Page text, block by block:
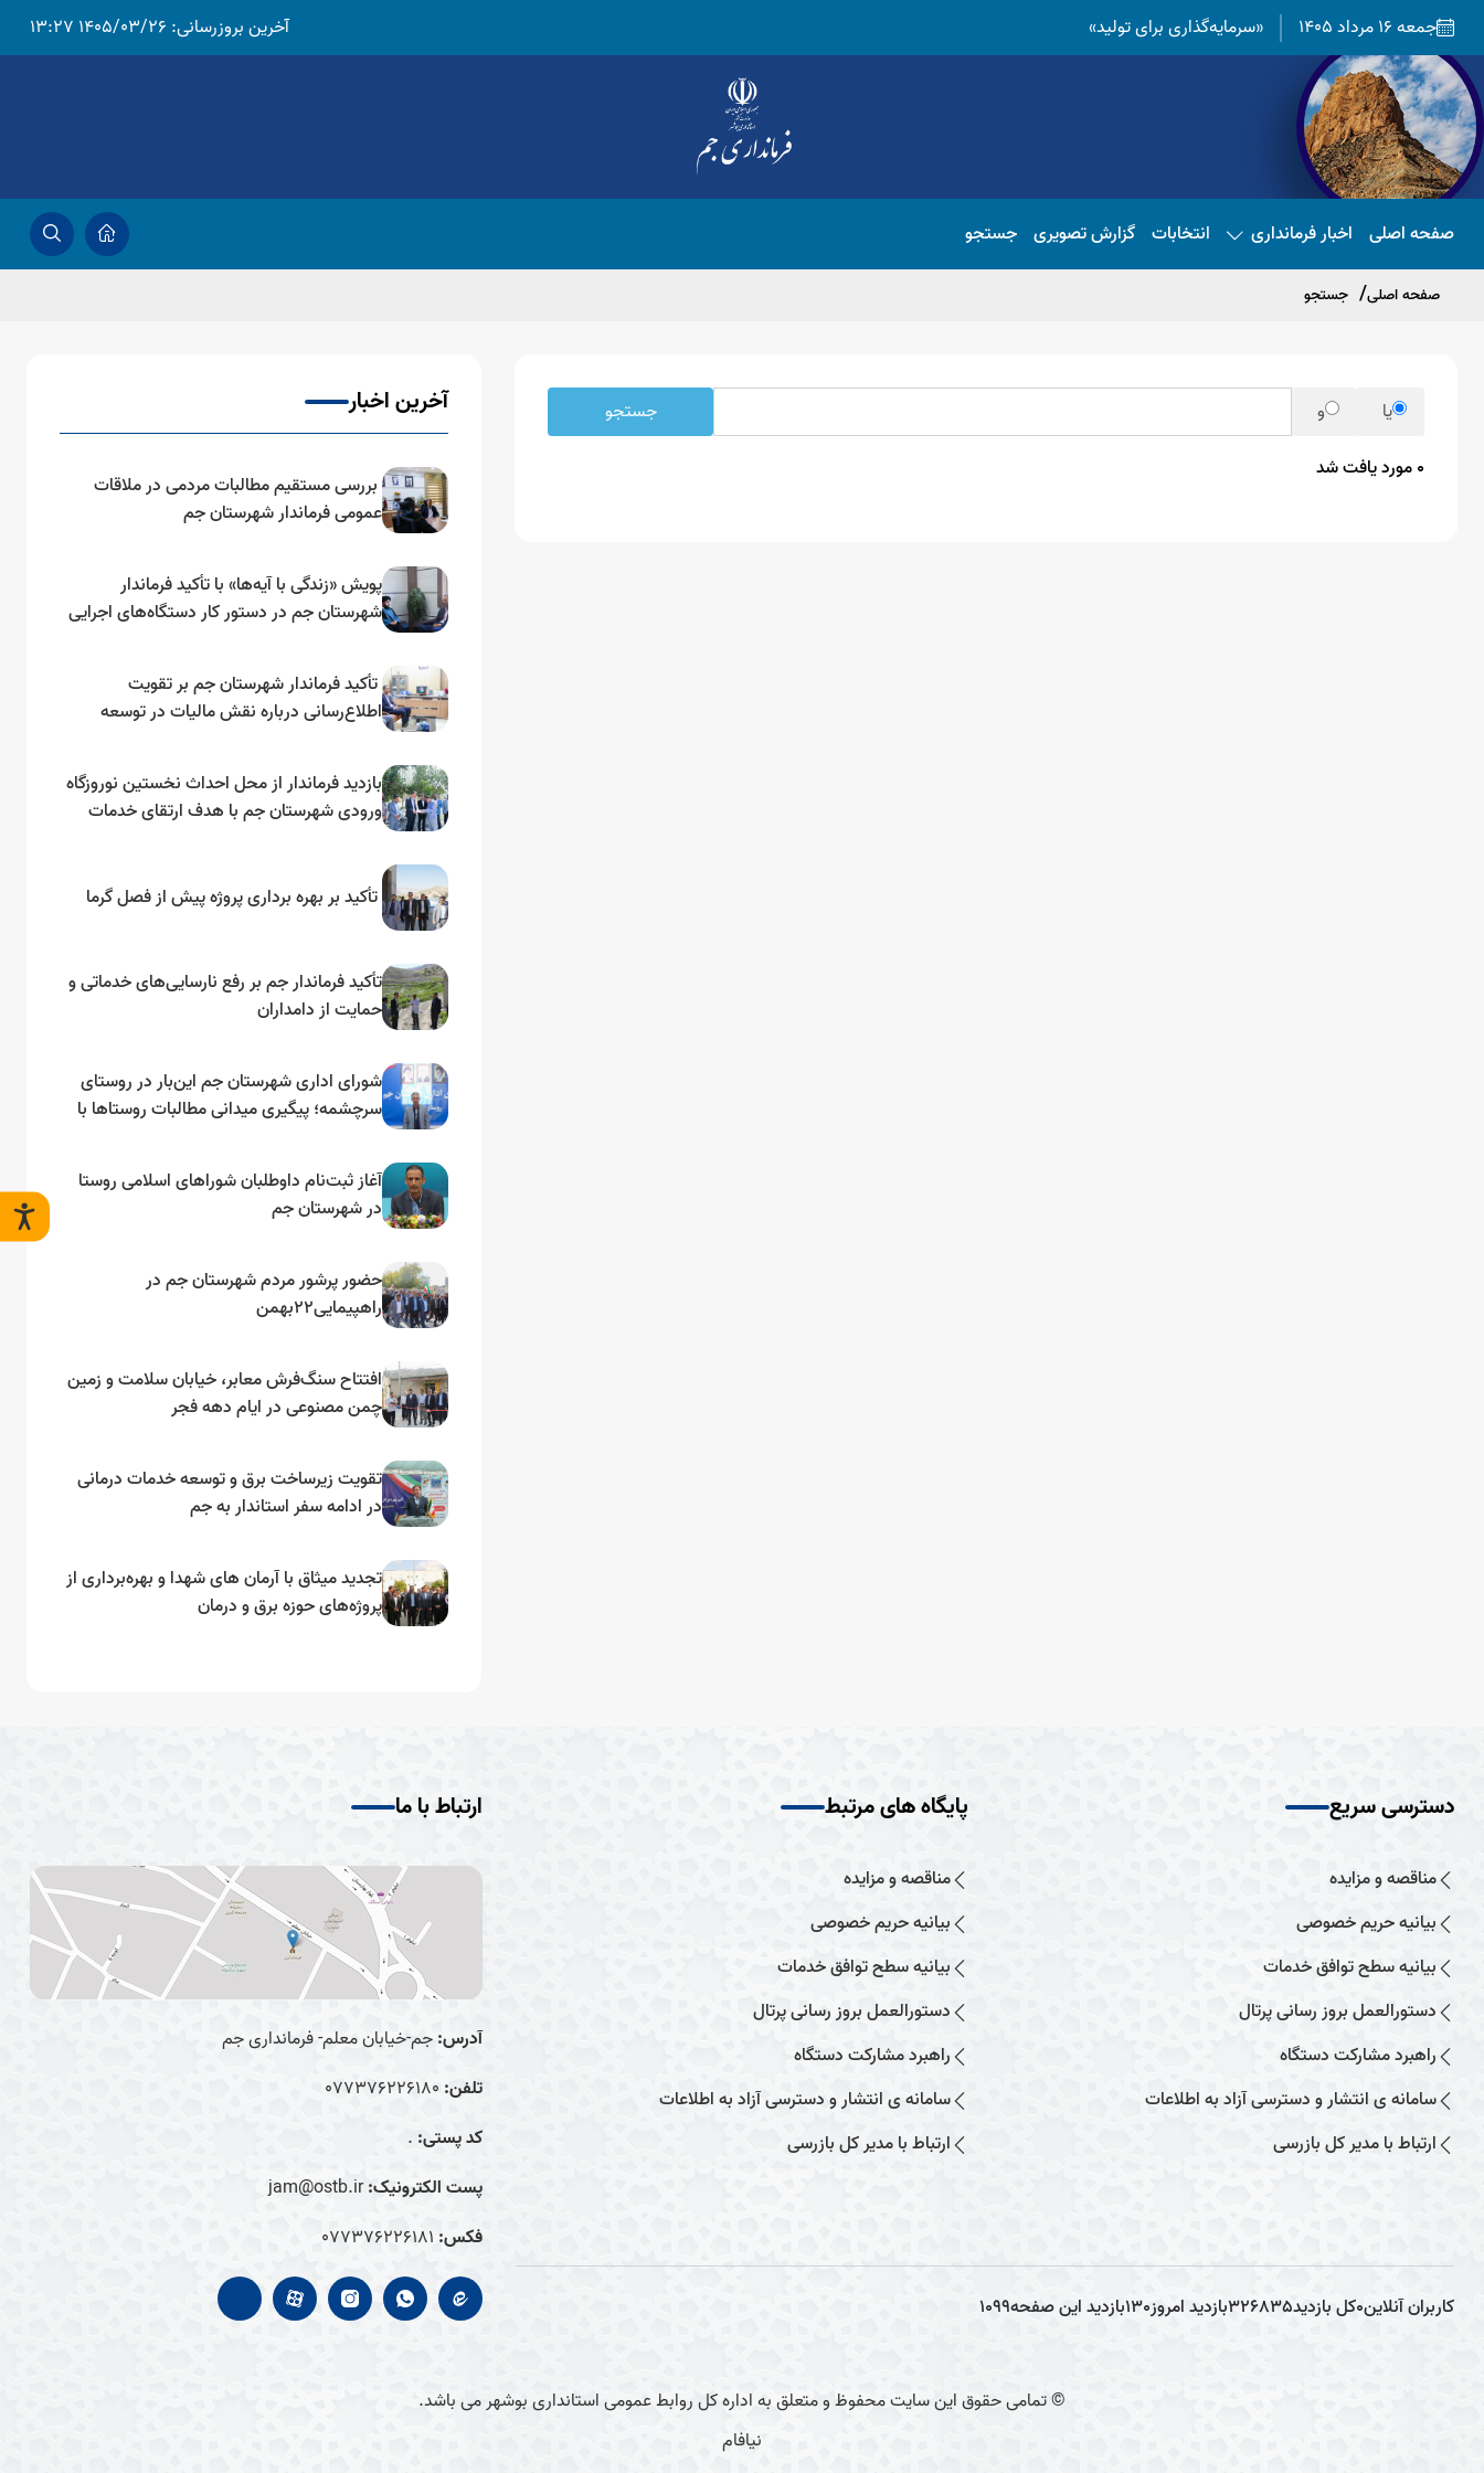
جمعه 16 مرداد 1405 «سرمایه‌گذاری برای تولید» آخرین بروزرسانی: 1405/03/26 13:27
صفحه اصلی اخبار فرمانداری انتخابات گزارش تصویری جستجو
صفحه اصلی جستجو
یا و
جستجو
0 مورد یافت شد
آخرین اخبار
بررسی مستقیم مطالبات مردمی در ملاقات
عمومی فرماندار شهرستان جم
پویش «زندگی با آیه‌ها» با تأکید فرماندار
شهرستان جم در دستور کار دستگاه‌های اجرایی
تأکید فرماندار شهرستان جم بر تقویت
اطلاع‌رسانی درباره نقش مالیات در توسعه
بازدید فرماندار از محل احداث نخستین نوروزگاه
ورودی شهرستان جم با هدف ارتقای خدمات
تأکید بر بهره برداری پروژه پیش از فصل گرما
تأکید فرماندار جم بر رفع نارسایی‌های خدماتی و
حمایت از دامداران
شورای اداری شهرستان جم این‌بار در روستای
سرچشمه؛ پیگیری میدانی مطالبات روستاها با
آغاز ثبت‌نام داوطلبان شوراهای اسلامی روستا
در شهرستان جم
حضور پرشور مردم شهرستان جم در
راهپیمایی۲۲بهمن
افتتاح سنگ‌فرش معابر، خیابان سلامت و زمین
چمن مصنوعی در ایام دهه فجر
تقویت زیرساخت برق و توسعه خدمات درمانی
در ادامه سفر استاندار به جم
تجدید میثاق با آرمان های شهدا و بهره‌برداری از
پروژه‌های حوزه برق و درمان
دسترسی سریع
مناقصه و مزایده
بیانیه حریم خصوصی
بیانیه سطح توافق خدمات
دستورالعمل بروز رسانی پرتال
راهبرد مشارکت دستگاه
سامانه ی انتشار و دسترسی آزاد به اطلاعات
ارتباط با مدیر کل بازرسی
پایگاه های مرتبط
مناقصه و مزایده
بیانیه حریم خصوصی
بیانیه سطح توافق خدمات
دستورالعمل بروز رسانی پرتال
راهبرد مشارکت دستگاه
سامانه ی انتشار و دسترسی آزاد به اطلاعات
ارتباط با مدیر کل بازرسی
ارتباط با ما
آدرس:جم-خیابان معلم- فرمانداری جم
تلفن: 077376226180
کد پستی: .
پست الکترونیک:jam@ostb.ir
فکس: 077376226181
کاربران آنلاین0کل بازدید326835بازدید امروز130بازدید این صفحه1099
© تمامی حقوق این سایت محفوظ و متعلق به اداره کل روابط عمومی استانداری بوشهر می باشد.
نیافام